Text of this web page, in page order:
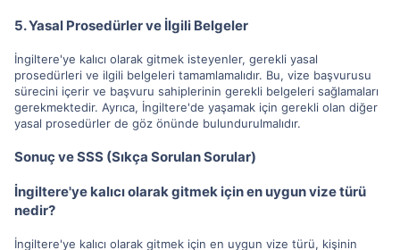
5. Yasal Prosedürler ve İlgili Belgeler
İngiltere'ye kalıcı olarak gitmek isteyenler, gerekli yasal
prosedürleri ve ilgili belgeleri tamamlamalıdır. Bu, vize başvurusu
sürecini içerir ve başvuru sahiplerinin gerekli belgeleri sağlamaları
gerekmektedir. Ayrıca, İngiltere'de yaşamak için gerekli olan diğer
yasal prosedürler de göz önünde bulundurulmalıdır.
Sonuç ve SSS (Sıkça Sorulan Sorular)
İngiltere'ye kalıcı olarak gitmek için en uygun vize türü
nedir?
İngiltere'ye kalıcı olarak gitmek için en uygun vize türü, kişinin